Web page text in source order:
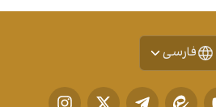
فارسی